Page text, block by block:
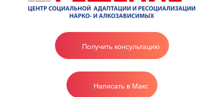
Поведение
Родителям
Вопрос-ответ
Лечение
Вывод из запоя на дому
анонимно
эффективная реабилитация в стационаре
от 1200р/сутки.
Получить консультацию
Написать в Макс